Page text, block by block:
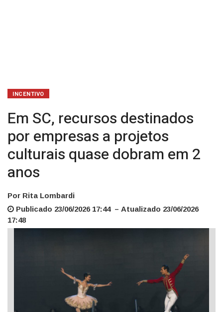
INCENTIVO
Em SC, recursos destinados
por empresas a projetos
culturais quase dobram em 2
anos
Por Rita Lombardi
Publicado 23/06/2026 17:44 – Atualizado 23/06/2026
17:48